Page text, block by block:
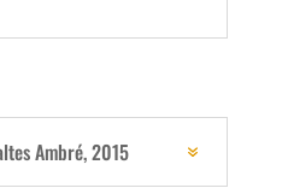
Ambré, 2015